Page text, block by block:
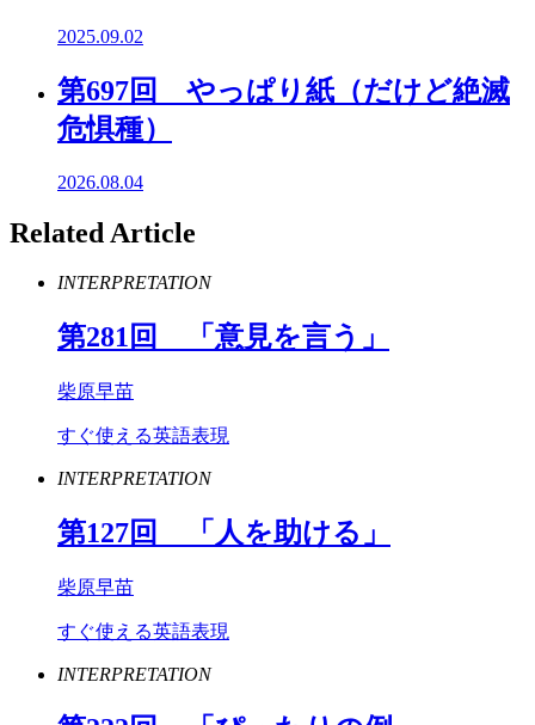
2025.09.02
第697回 やっぱり紙（だけど絶滅
危惧種）
2026.08.04
Related Article
INTERPRETATION
第281回 「意見を言う」
柴原早苗
すぐ使える英語表現
INTERPRETATION
第127回 「人を助ける」
柴原早苗
すぐ使える英語表現
INTERPRETATION